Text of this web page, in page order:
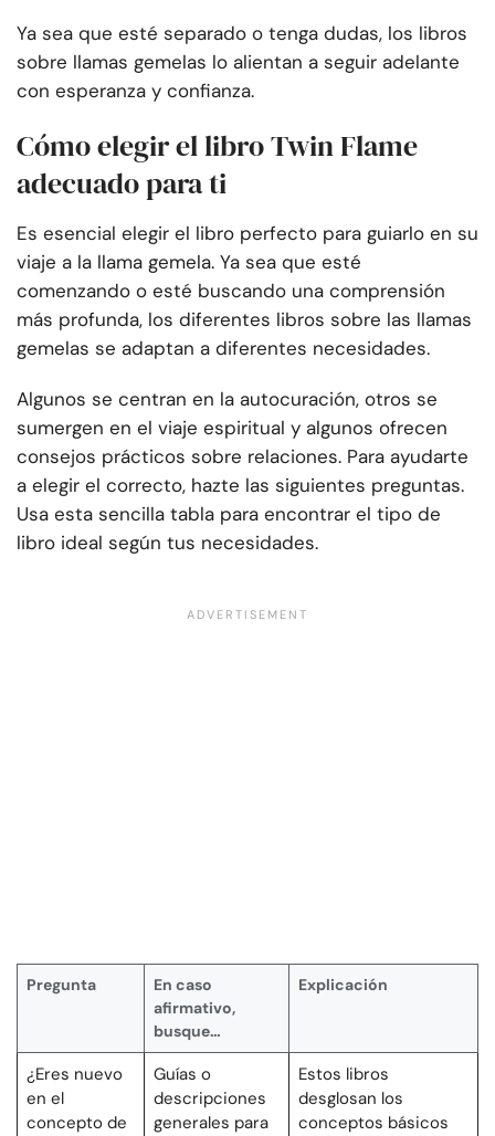
Ya sea que esté separado o tenga dudas, los libros
sobre llamas gemelas lo alientan a seguir adelante
con esperanza y confianza.
Cómo elegir el libro Twin Flame
adecuado para ti
Es esencial elegir el libro perfecto para guiarlo en su
viaje a la llama gemela. Ya sea que esté
comenzando o esté buscando una comprensión
más profunda, los diferentes libros sobre las llamas
gemelas se adaptan a diferentes necesidades.
Algunos se centran en la autocuración, otros se
sumergen en el viaje espiritual y algunos ofrecen
consejos prácticos sobre relaciones. Para ayudarte
a elegir el correcto, hazte las siguientes preguntas.
Usa esta sencilla tabla para encontrar el tipo de
libro ideal según tus necesidades.
Pregunta
En caso
afirmativo,
busque…
Explicación
¿Eres nuevo
en el
concepto de
Guías o
descripciones
generales para
Estos libros
desglosan los
conceptos básicos